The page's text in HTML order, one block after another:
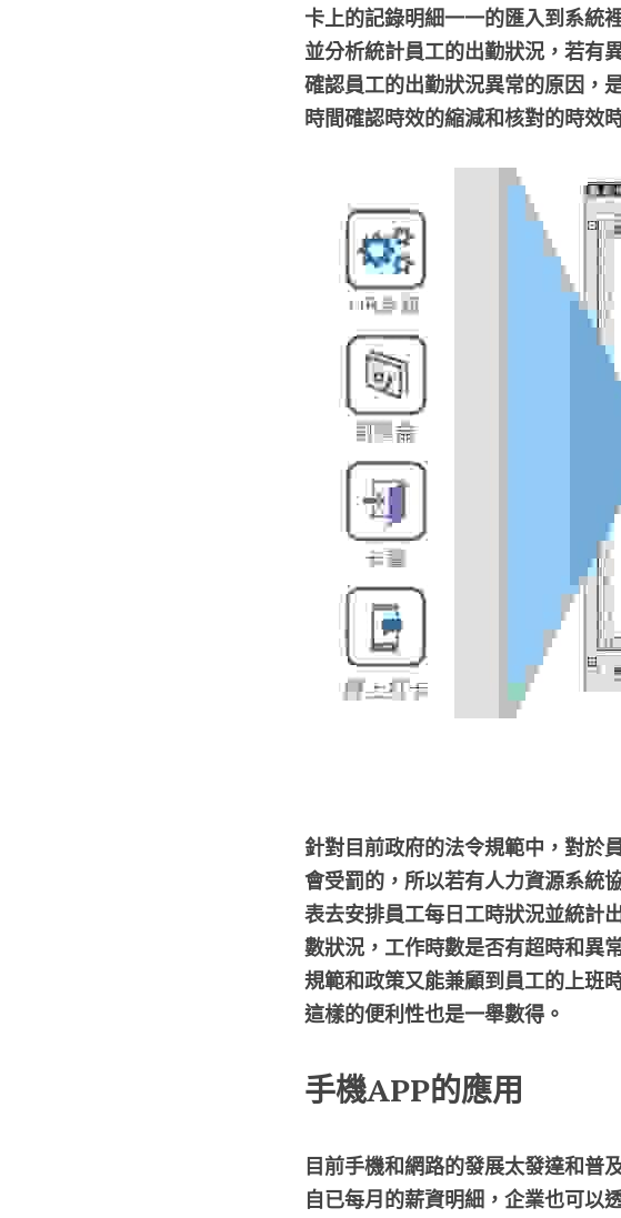
卡上的記錄明細一一的匯入到系統
並分析統計員工的出勤狀況，若有
確認員工的出勤狀況異常的原因，
時間確認時效的縮減和核對的時效
針對目前政府的法令規範中，對於
會受罰的，所以若有人力資源系統
表去安排員工每日工時狀況並統計
數狀況，工作時數是否有超時和異
規範和政策又能兼顧到員工的上班
這樣的便利性也是一舉數得。
手機APP的應用
目前手機和網路的發展太發達和普
自已每月的薪資明細，企業也可以